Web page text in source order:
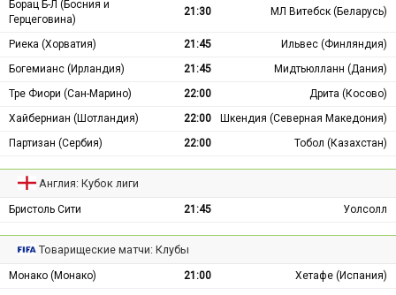
Борац Б-Л (Босния и
Герцеговина)
21:30 МЛ Витебск (Беларусь)
Риека (Хорватия) 21:45
Ильвес (Финляндия)
Богемианс (Ирландия)
21:45
Мидтьюлланн (Дания)
Тре Фиори (Сан-Марино)
22:00
Дрита (Косово)
Хайберниан (Шотландия)
22:00
Шкендия (Северная Македония)
Партизан (Сербия)
22:00 Тобол (Казахстан)
Англия: Кубок лиги
Бристоль Сити 21:45 Уолсолл
Товарищеские матчи: Клубы
Монако (Монако) 21:00 Хетафе (Испания)